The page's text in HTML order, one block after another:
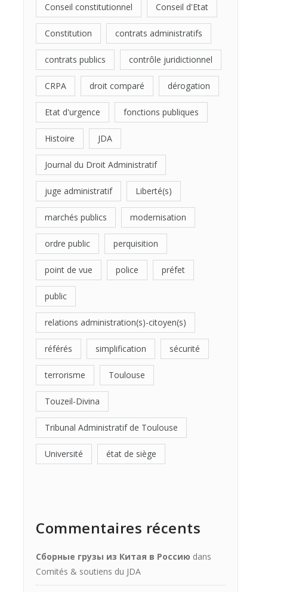
Conseil constitutionnel Conseil d'Etat
Constitution contrats administratifs
contrats publics contrôle juridictionnel
CRPA droit comparé dérogation
Etat d'urgence fonctions publiques
Histoire JDA
Journal du Droit Administratif
juge administratif Liberté(s)
marchés publics modernisation
ordre public perquisition
point de vue police préfet
public
relations administration(s)-citoyen(s)
référés simplification sécurité
terrorisme Toulouse
Touzeil-Divina
Tribunal Administratif de Toulouse
Université état de siège
Commentaires récents
Сборные грузы из Китая в Россию dans
Comités & soutiens du JDA